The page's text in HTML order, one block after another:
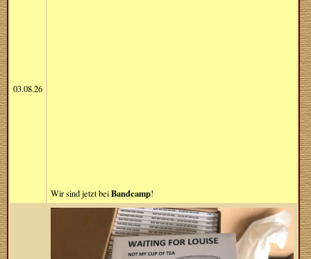
03.08.26
Wir sind jetzt beiBandcamp!